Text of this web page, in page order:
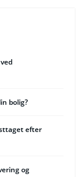
bolig?
efter
og